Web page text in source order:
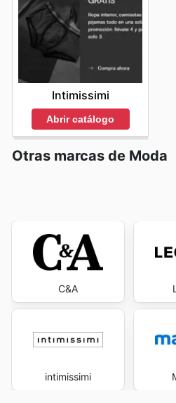
Intimissimi
Abrir catálogo
Otras marcas de Moda
C&A
intimissimi